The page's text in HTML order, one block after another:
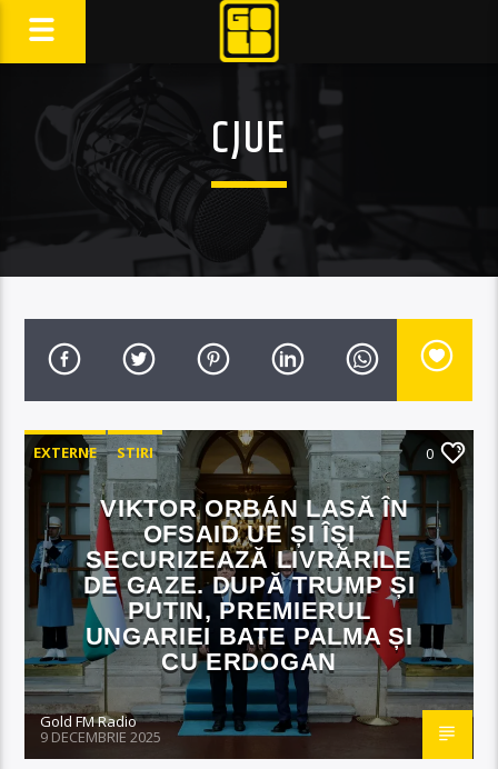
CJUE
EXTERNE STIRI 0
VIKTOR ORBÁN LASĂ ÎN
OFSAID UE ȘI ÎȘI
SECURIZEAZĂ LIVRĂRILE
DE GAZE. DUPĂ TRUMP ȘI
PUTIN, PREMIERUL
UNGARIEI BATE PALMA ȘI
CU ERDOGAN
Gold FM Radio
9 DECEMBRIE 2025